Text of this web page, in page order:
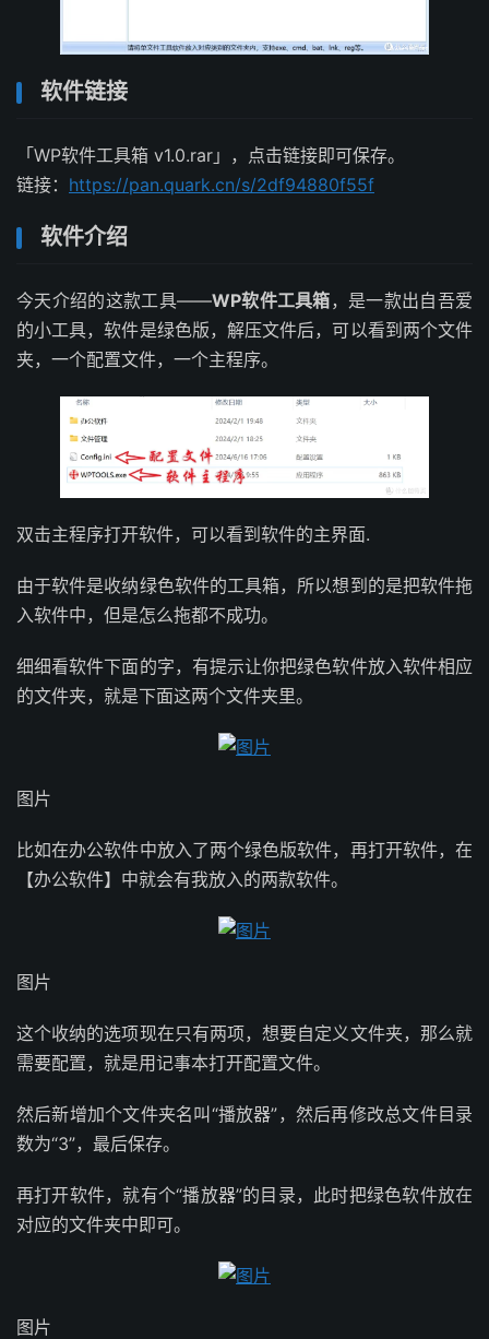
软件链接
「WP软件工具箱 v1.0.rar」，点击链接即可保存。
链接： https://pan.quark.cn/s/2df94880f55f
软件介绍
今天介绍的这款工具——WP软件工具箱，是一款出自吾爱
的小工具，软件是绿色版，解压文件后，可以看到两个文件
夹，一个配置文件，一个主程序。
双击主程序打开软件，可以看到软件的主界面.
由于软件是收纳绿色软件的工具箱，所以想到的是把软件拖
入软件中，但是怎么拖都不成功。
细细看软件下面的字，有提示让你把绿色软件放入软件相应
的文件夹，就是下面这两个文件夹里。
图片
比如在办公软件中放入了两个绿色版软件，再打开软件，在
【办公软件】中就会有我放入的两款软件。
图片
这个收纳的选项现在只有两项，想要自定义文件夹，那么就
需要配置，就是用记事本打开配置文件。
然后新增加个文件夹名叫“播放器”，然后再修改总文件目录
数为“3”，最后保存。
再打开软件，就有个“播放器”的目录，此时把绿色软件放在
对应的文件夹中即可。
图片